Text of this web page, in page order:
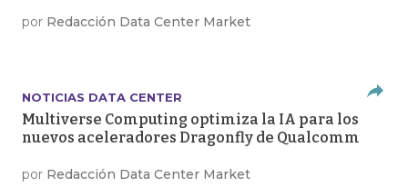
por Redacción Data Center Market
NOTICIAS DATA CENTER
Multiverse Computing optimiza la IA para los
nuevos aceleradores Dragonfly de Qualcomm
por Redacción Data Center Market